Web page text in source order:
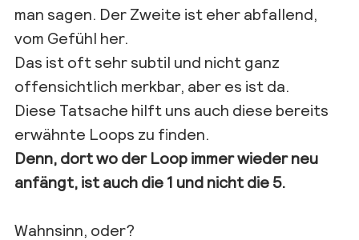
man sagen. Der Zweite ist eher abfallend,
vom Gefühl her.
Das ist oft sehr subtil und nicht ganz
offensichtlich merkbar, aber es ist da.
Diese Tatsache hilft uns auch diese bereits
erwähnte Loops zu finden.
Denn, dort wo der Loop immer wieder neu
anfängt, ist auch die 1 und nicht die 5.
Wahnsinn, oder?